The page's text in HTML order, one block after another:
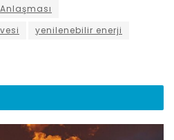
yenilenebilir enerji